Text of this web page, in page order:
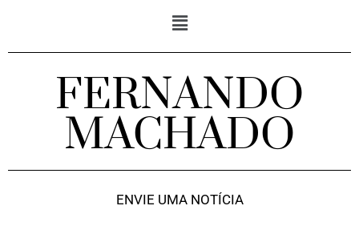
FERNANDO
MACHADO
ENVIE UMA NOTÍCIA